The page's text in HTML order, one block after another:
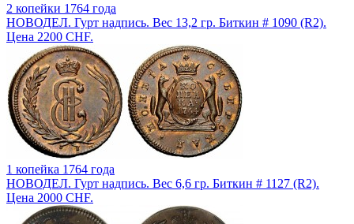
2 копейки 1764 года
НОВОДЕЛ. Гурт надпись. Вес 13,2 гр. Биткин # 1090 (R2).
Цена 2200 CHF.
1 копейка 1764 года
НОВОДЕЛ. Гурт надпись. Вес 6,6 гр. Биткин # 1127 (R2).
Цена 2000 CHF.